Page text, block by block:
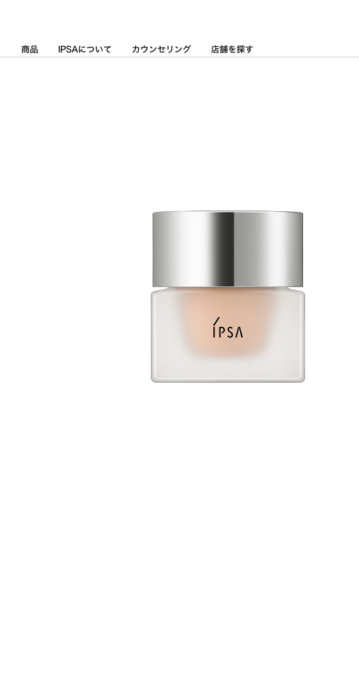
商品 IPSAについて カウンセリング 店舗を探す